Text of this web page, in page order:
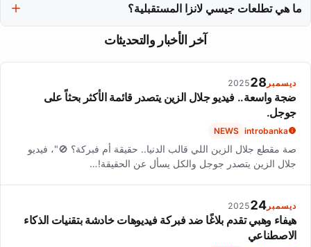
للفنانين الجدد الذين يمزجون بين الأنماط الموسيقية.
ما هي تطلعات جيسي لانزا المستقبلية؟
تسعى جيسي لانزا للاستمرار في استكشاف الأنماط الموسيقية الجديدة،
وإصدار المزيد من الألبومات والتعاونات، مع تحدي الحدود التقليدية
آخر الأخبار والتحديثات
ديسمبر 28
2025
ضجة واسعة.. فيديو جلال الزين يتصدر قائمة الأكثر بحثاً على
جوجل.
introbanka
NEWS
صة مقطع جلال الزين اللي قالب الدنيا.. حقيقة أم فبركة؟ 🚫"، فيديو
جلال الزين يتصدر جوجل والكل يسأل عن الحقيقة!…
ديسمبر 24
2025
هيفاء وهبي تقدم بلاغًا ضد فبركة فيديوهات خادشة بتقنيات الذكاء
الاصطناعي